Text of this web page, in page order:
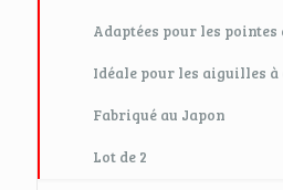
Adaptées pour les pointes
Idéale pour les aiguilles à
Fabriqué au Japon
Lot de 2